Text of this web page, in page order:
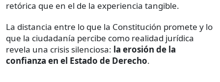
retórica que en el de la experiencia tangible.
La distancia entre lo que la Constitución promete y lo
que la ciudadanía percibe como realidad jurídica
revela una crisis silenciosa: la erosión de la
confianza en el Estado de Derecho.